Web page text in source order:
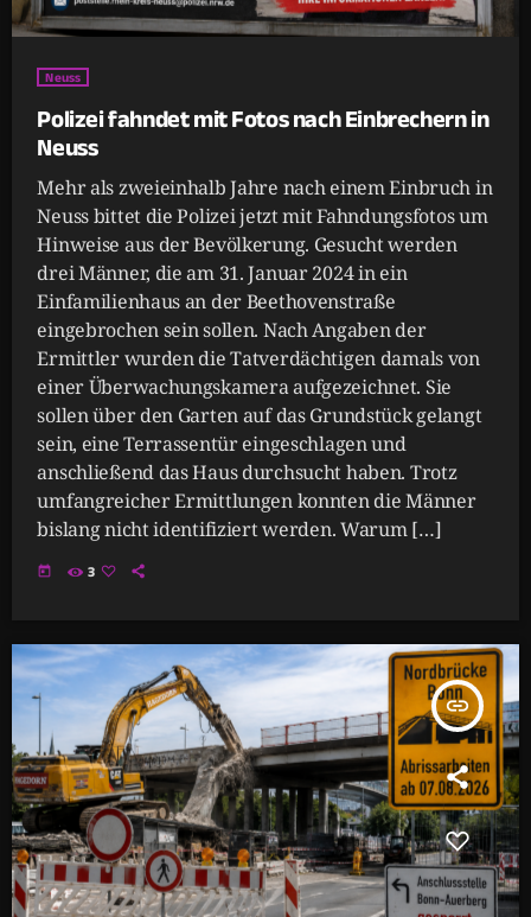
Neuss
Polizei fahndet mit Fotos nach Einbrechern in
Neuss
Mehr als zweieinhalb Jahre nach einem Einbruch in
Neuss bittet die Polizei jetzt mit Fahndungsfotos um
Hinweise aus der Bevölkerung. Gesucht werden
drei Männer, die am 31. Januar 2024 in ein
Einfamilienhaus an der Beethovenstraße
eingebrochen sein sollen. Nach Angaben der
Ermittler wurden die Tatverdächtigen damals von
einer Überwachungskamera aufgezeichnet. Sie
sollen über den Garten auf das Grundstück gelangt
sein, eine Terrassentür eingeschlagen und
anschließend das Haus durchsucht haben. Trotz
umfangreicher Ermittlungen konnten die Männer
bislang nicht identifiziert werden. Warum […]
today 3
insert_link